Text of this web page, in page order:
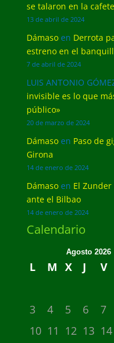
se talaron en la
13 de abril de 2024
Dámasoen Derrota
estreno en el
7 de abril de 2024
LUIS ANTONIO
invisible es lo que
público»
20 de marzo de 2024
Dámasoen Paso de
Girona
14 de enero de 2024
Dámasoen El
ante el Bilbao
14 de enero de 2024
Calendario
Agosto 2026
L M X J V
3
4 5 6 7
10 11 12 13 14